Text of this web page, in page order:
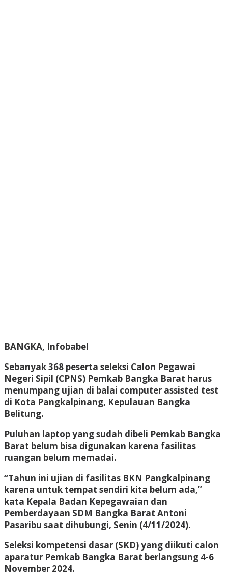
BANGKA, Infobabel
Sebanyak 368 peserta seleksi Calon Pegawai
Negeri Sipil (CPNS) Pemkab Bangka Barat harus
menumpang ujian di balai computer assisted test
di Kota Pangkalpinang, Kepulauan Bangka
Belitung.
Puluhan laptop yang sudah dibeli Pemkab Bangka
Barat belum bisa digunakan karena fasilitas
ruangan belum memadai.
“Tahun ini ujian di fasilitas BKN Pangkalpinang
karena untuk tempat sendiri kita belum ada,”
kata Kepala Badan Kepegawaian dan
Pemberdayaan SDM Bangka Barat Antoni
Pasaribu saat dihubungi, Senin (4/11/2024).
Seleksi kompetensi dasar (SKD) yang diikuti calon
aparatur Pemkab Bangka Barat berlangsung 4-6
November 2024.